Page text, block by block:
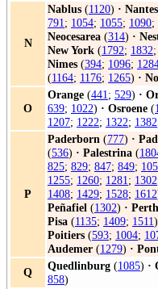
N
Nablus (1120) · Nantes
791; 1054; 1055; 1090;
Neocesarea (314) ·
New York (1792; 1832;
Nimes (394; 1096;
(1164; 1176; 1265) ·
O
Orange (441; 529) ·
639; 1022) · Osroene (
1207; 1222; 1322; 1382
P
Paderborn (777) ·
(536) · Palestrina (
825; 829; 847; 849;
1255; 1260; 1281; 1302
1408; 1429; 1528; 1612
Peñafiel (1302) · Perth
Pisa (1135; 1409; 1511)
Poitiers (593; 1004;
Audemer (1279) ·
Q
Quedlinburg (1085) ·
858)